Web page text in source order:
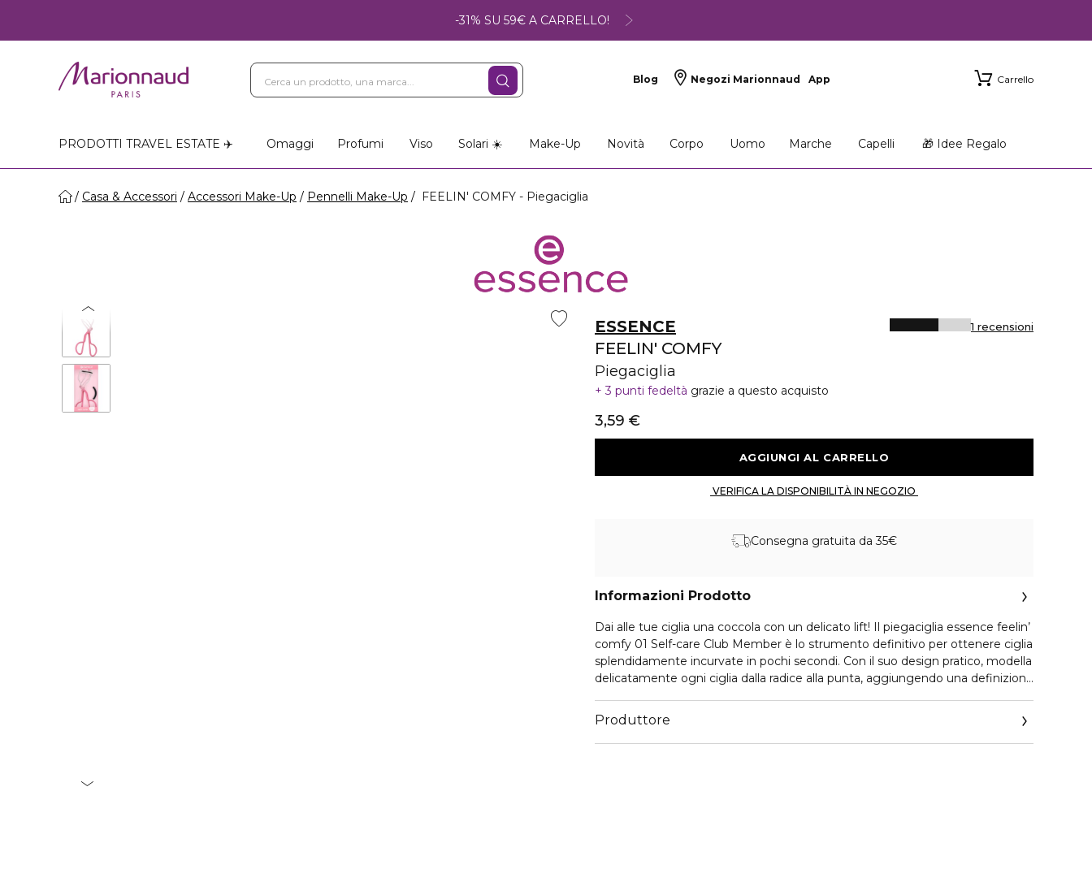
-31% SU 59€ A CARRELLO!
Blog Negozi Marionnaud App Carrello
PRODOTTI TRAVEL ESTATE ✈️ Omaggi Profumi Viso Solari ☀️ Make-Up Novità Corpo Uomo Marche Capelli 🎁 Idee Regalo
Casa & Accessori Accessori Make-Up Pennelli Make-Up FEELIN' COMFY - Piegaciglia
ESSENCE
FEELIN' COMFY
Piegaciglia
1 recensioni
3 punti fedeltà grazie a questo acquisto
3,59 €
Consegna gratuita da 35€
Informazioni Prodotto
Dai alle tue ciglia una coccola con un delicato lift! Il piegaciglia essence feelin’
comfy 01 Self-care Club Member è lo strumento definitivo per ottenere ciglia
splendidamente incurvate in pochi secondi. Con il suo design pratico, modella
delicatamente ogni ciglia dalla radice alla punta, aggiungendo una definizione
ricambio, quindi sei sempre pronto per l’incurvatura perfetta. In più, la
raffinata tonalità dal rosa chiaro al palissandro rende questo piegaciglia un
vero colpo d’occhio sulla tua postazione beauty.
Produttore